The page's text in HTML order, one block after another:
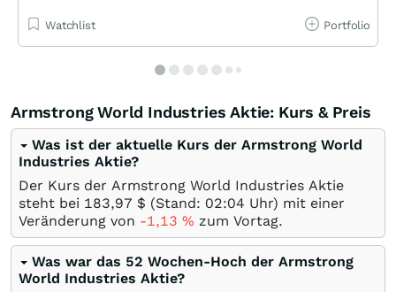
Watchlist Portfolio
Armstrong World Industries Aktie: Kurs & Preis
Was ist der aktuelle Kurs der Armstrong World
Industries Aktie?
Der Kurs der Armstrong World Industries Aktie
steht bei 183,97 $ (Stand: 02:04 Uhr) mit einer
Veränderung von -1,13 % zum Vortag.
Was war das 52 Wochen-Hoch der Armstrong
World Industries Aktie?